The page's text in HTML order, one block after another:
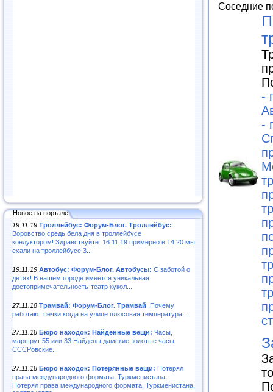
Новое на портале
19.11.19 Троллейбус: Форум-Блог. Троллейбус:
Воровство средь бела дня в троллейбусе
кондуктором!.Здравствуйте. 16.11.19 примерно в 14:20 мы
ехали на троллейбусе 3...
19.11.19 Автобус: Форум-Блог. Автобусы: С заботой о
детях!.В нашем городе имеется уникальная
достопримечательность-театр кукол...
27.11.18 Трамвай: Форум-Блог. Трамвай .Почему
работают печки когда на улице плюсовая температура...
27.11.18 Бюро находок: Найденные вещи: Часы,
маршрут 55 или 33.Найдены дамские золотые часы
СССРовские...
27.11.18 Бюро находок: Потерянные вещи: Потерял
права международного формата, Туркменистана .
Потерял права международного формата, Туркменистана,
Соседние
-
-